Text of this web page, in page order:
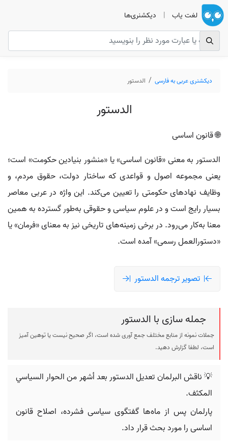
لغت یاب | دیکشنری‌ها
دیکشنری عربی به فارسی الدستور
الدستور
🌐 قانون اساسی
الدستور به معنی «قانون اساسی» یا «منشور بنیادین حکومت» است؛
یعنی مجموعه اصول و قواعدی که ساختار دولت، حقوق مردم، و
وظایف نهادهای حکومتی را تعیین می‌کند. این واژه در عربی معاصر
بسیار رایج است و در علوم سیاسی و حقوقی به‌طور گسترده به همین
معنا به‌کار می‌رود. در برخی زمینه‌های تاریخی نیز به معنای «فرمان» یا
«دستورالعمل رسمی» آمده است.
تصویر ترجمه الدستور
جمله سازی با الدستور
جملات نمونه از منابع مختلف جمع آوری شده است، اگر صحیح نیست یا توهین آمیز
است، لطفا گزارش دهید.
💡 ناقش البرلمان تعديل الدستور بعد أشهر من الحوار السياسي
المكثف.
پارلمان پس از ماه‌ها گفتگوی سیاسی فشرده، اصلاح قانون
اساسی را مورد بحث قرار داد.